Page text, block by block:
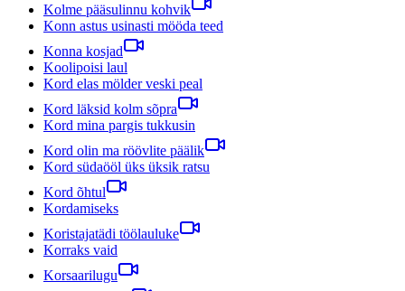
Kolme pääsulinnu kohvik
Konn astus usinasti mööda teed
Konna kosjad
Koolipoisi laul
Kord elas mölder veski peal
Kord läksid kolm sõpra
Kord mina pargis tukkusin
Kord olin ma röövlite päälik
Kord südaööl üks üksik ratsu
Kord õhtul
Kordamiseks
Koristajatädi töölauluke
Korraks vaid
Korsaarilugu